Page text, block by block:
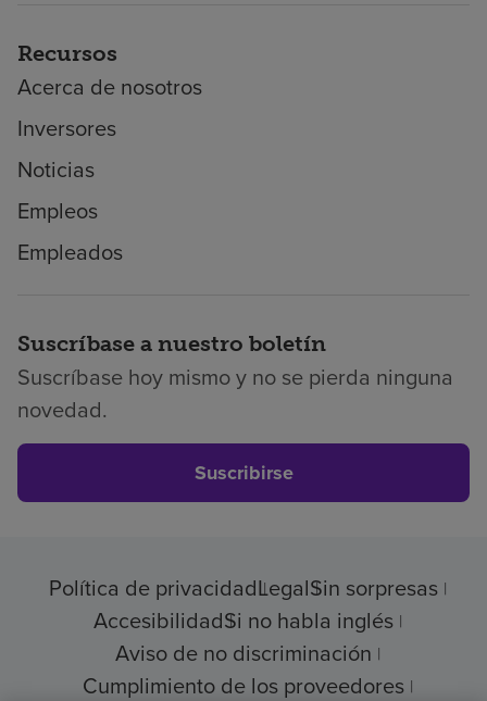
Recursos
Acerca de nosotros
Inversores
Noticias
Empleos
Empleados
Suscríbase a nuestro boletín
Suscríbase hoy mismo y no se pierda ninguna
novedad.
Suscribirse
Política de privacidadLegalSin sorpresas
AccesibilidadSi no habla inglés
Aviso de no discriminación
Cumplimiento de los proveedores